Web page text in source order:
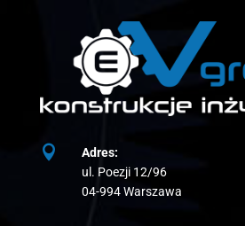

Adres:
ul. Poezji 12/96
04-994 Warszawa